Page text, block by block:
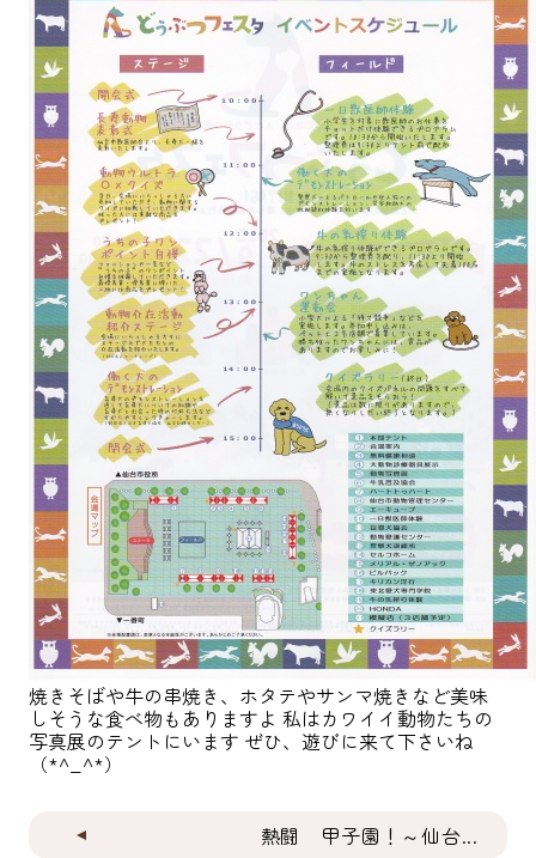
焼きそばや牛の串焼き、ホタテやサンマ焼きなど美味
しそうな食べ物もありますよ 私はカワイイ動物たちの
写真展のテントにいます ぜひ、遊びに来て下さいね
（*^_^*）
熱闘 甲子園！～仙台...